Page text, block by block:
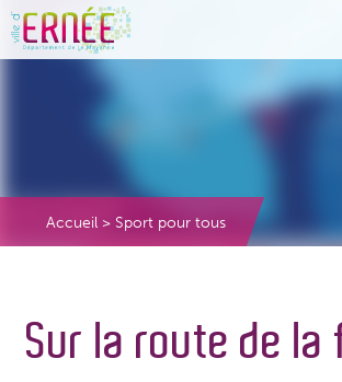
Accueil > Sport pour tous
Sur la route de la